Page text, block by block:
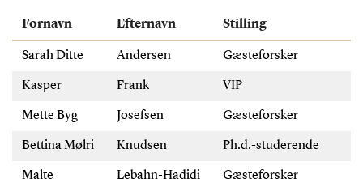
Fornavn Efternavn Stilling
Sarah Ditte Andersen Gæsteforsker
Kasper Frank VIP
Mette Byg Josefsen Gæsteforsker
Bettina Mølri Knudsen Ph.d.-studerende
Malte Lebahn-Hadidi Gæsteforsker